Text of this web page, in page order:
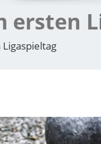
ersten